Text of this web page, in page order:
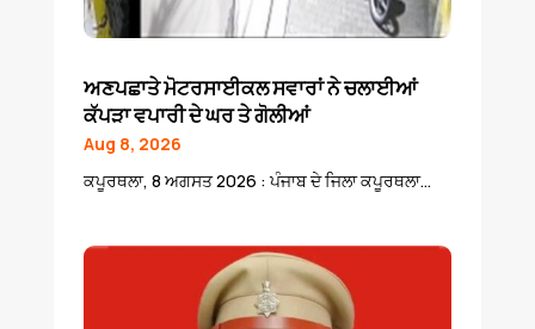
ਅਣਪਛਾਤੇ ਮੋਟਰਸਾਈਕਲ ਸਵਾਰਾਂ ਨੇ ਚਲਾਈਆਂ
ਕੱਪੜਾ ਵਪਾਰੀ ਦੇ ਘਰ ਤੇ ਗੋਲੀਆਂ
Aug 8, 2026
ਕਪੂਰਥਲਾ, 8 ਅਗਸਤ 2026 : ਪੰਜਾਬ ਦੇ ਜਿਲਾ ਕਪੂਰਥਲਾ...